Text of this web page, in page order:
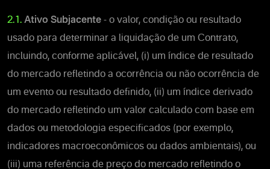
2.1. Ativo Subjacente - o valor, condição ou resultado
usado para determinar a liquidação de um Contrato,
incluindo, conforme aplicável, (i) um índice de resultado
do mercado refletindo a ocorrência ou não ocorrência de
um evento ou resultado definido, (ii) um índice derivado
do mercado refletindo um valor calculado com base em
dados ou metodologia especificados (por exemplo,
indicadores macroeconômicos ou dados ambientais), ou
(iii) uma referência de preço do mercado refletindo o